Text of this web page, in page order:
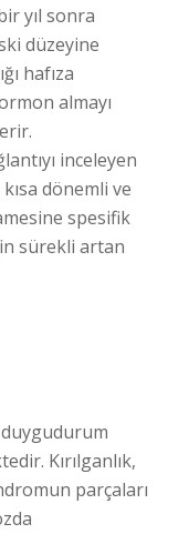
yıl sonra
düzeyine
hafıza
almayı
inceleyen
dönemli ve
spesifik
sürekli artan
duygudurum
Kırılganlık,
parçaları